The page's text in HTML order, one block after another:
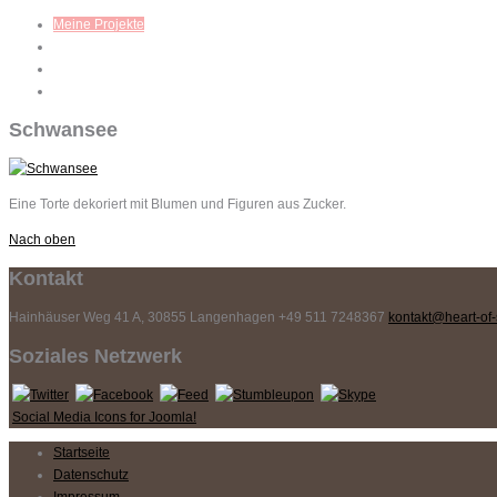
Meine Projekte
Schwansee
Eine Torte dekoriert mit Blumen und Figuren aus Zucker.
Nach oben
Kontakt
Hainhäuser Weg 41 A, 30855 Langenhagen +49 511 7248367 kontakt@heart-
Soziales Netzwerk
Social Media Icons for Joomla!
Startseite
Datenschutz